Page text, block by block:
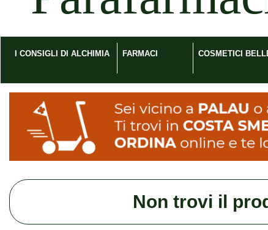
I CONSIGLI DI ALCHIMIA FARMACI COSMETICI
Non trovi il